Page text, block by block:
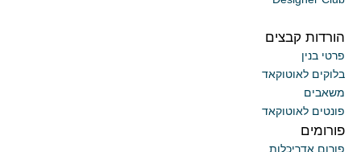
הורדות קבצים
פרטי בנין
בלוקים לאוטוקאד
משאבים
פונטים לאוטוקאד
פורומים
פורום אדריכלות